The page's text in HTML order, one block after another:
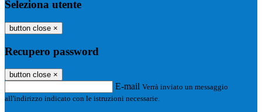
Seleziona utente
button close ×
Recupero password
button close ×
E-mail Verrà inviato un messaggio
all'indirizzo indicato con le istruzioni necessarie.